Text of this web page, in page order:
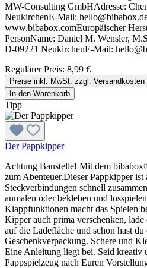
MW-Consulting GmbHAdresse:
NeukirchenE-Mail:
www.bibabox.comEuropäischer
PersonName: Daniel M. Wensler,
D-09221 NeukirchenE-Mail:
Regulärer Preis: 8,99 €
Preise inkl. MwSt. zzgl. Versandkosten
In den Warenkorb
Tipp
Der Pappkipper
Achtung Baustelle! Mit dem
zum Abenteuer.Dieser Pappkipper
Steckverbindungen schnell
anmalen oder bekleben und
Klappfunktionen macht das Spielen
Kipper auch prima verschenken,
auf die Ladefläche und schon hast du
Geschenkverpackung. Schere und
Eine Anleitung liegt bei. Seid kreativ
Pappspielzeug nach Euren